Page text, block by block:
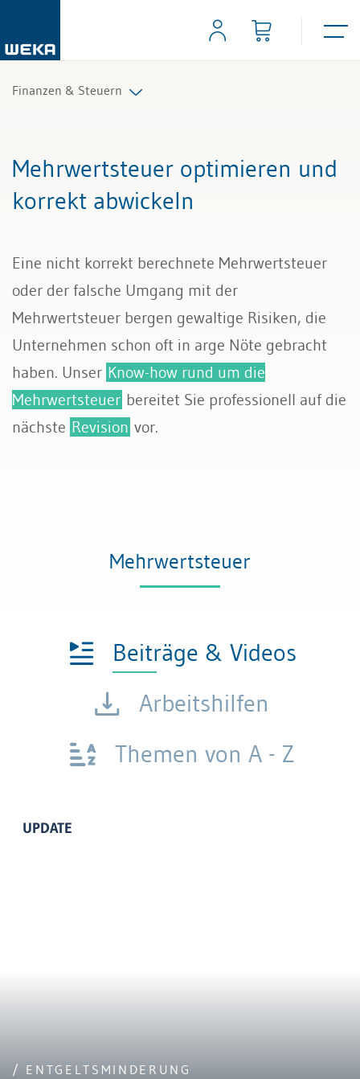
Finanzen & Steuern
Finanzmanagement
Mahnwesen und Inkasso
Mehrwertsteuer
Rechnungslegung und Berichterstattung
Rechnungswesen
Steuern
Mehrwertsteuer optimieren und
korrekt abwickeln
Eine nicht korrekt berechnete Mehrwertsteuer
oder der falsche Umgang mit der
Mehrwertsteuer bergen gewaltige Risiken, die
Unternehmen schon oft in arge Nöte gebracht
haben. Unser Know-how rund um die
Mehrwertsteuer bereitet Sie professionell auf die
nächste Revision vor.
Mehrwertsteuer
Beiträge & Videos
Arbeitshilfen
Themen von A - Z
UPDATE
/ ENTGELTSMINDERUNG